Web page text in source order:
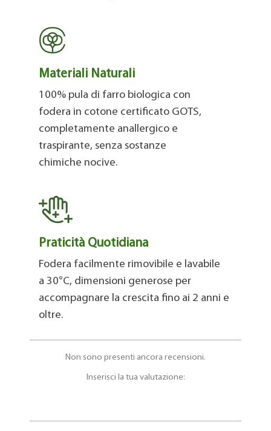
Materiali Naturali
100% pula di farro biologica con
fodera in cotone certificato GOTS,
completamente anallergico e
traspirante, senza sostanze
chimiche nocive.
Praticità Quotidiana
Fodera facilmente rimovibile e lavabile
a 30°C, dimensioni generose per
accompagnare la crescita fino ai 2 anni e
oltre.
Non sono presenti ancora recensioni.
Inserisci la tua valutazione: